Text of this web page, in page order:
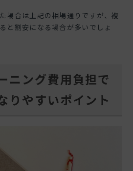
場合は上記の相場通りですが、複
と割安になる場合が多いでしょ
ニング費用負担で
りやすいポイント